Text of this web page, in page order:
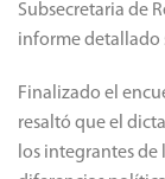
Subsecretaria de
informe detallado
Finalizado el
resaltó que el
los integrantes de